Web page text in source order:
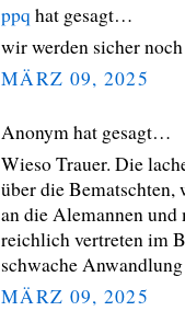
ppq hat gesagt…
wir werden sicher
MÄRZ 09, 2025
Anonym hat gesagt…
Wieso Trauer. Die
über die Bematschten,
an die Alemannen und
reichlich vertreten im
schwache
MÄRZ 09, 2025